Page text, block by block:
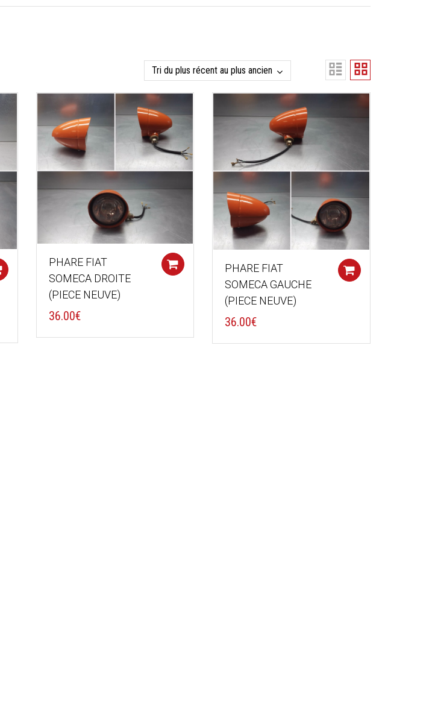
Add to cart
PHARE FIAT
SOMECA DROITE
(PIECE NEUVE)
36.00€
Add to cartPHARE FIAT
SOMECA GAUCHE
(PIECE NEUVE)
36.00€